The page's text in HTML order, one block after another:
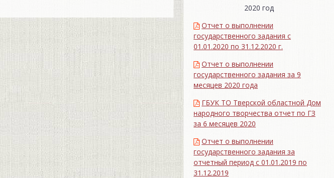
2020 год
Отчет о выполнении
государственного задания с
01.01.2020 по 31.12.2020 г.
Отчет о выполнении
государственного задания за 9
месяцев 2020 года
ГБУК ТО Тверской областной Дом
народного творчества отчет по ГЗ
за 6 месяцев 2020
Отчет о выполнении
государственного задания за
отчетный период с 01.01.2019 по
31.12.2019